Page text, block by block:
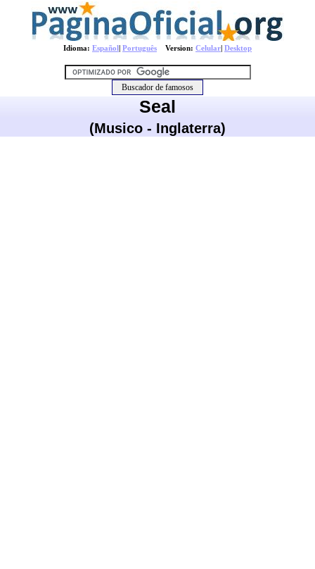
Idioma: Español| Português Version: Celular| Desktop
Seal
(Musico - Inglaterra)